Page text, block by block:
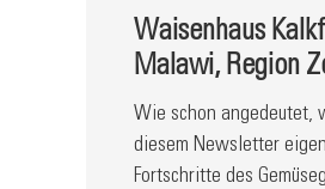
Waisenhaus
Malawi, Region
Wie schon angedeutet,
diesem Newsletter
Fortschritte des